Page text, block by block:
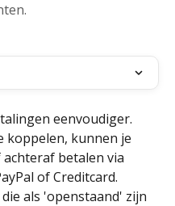
eenvoudiger.
koppelen, kunnen je
betalen via
of Creditcard.
als 'openstaand' zijn